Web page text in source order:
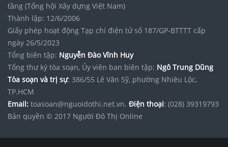
tầng (Tổng hội Xây dựng Việt Nam)
Thành lập: 12/6/2006
Giấy phép hoạt động Tạp chí điện tử số 187/GP-BTTTT cấp
ngày 26/5/2023
Tổng biên tập: Nguyễn Đào Vĩnh Huy
Tổng thư ký tòa soạn, Ủy viên ban biên tập: Ngô Trung Dũng
Tòa soạn và trị sự: 386/55 Lê Văn Sỹ, phường Nhiêu Lộc,
TP.HCM
Email: toasoan@nguoidothi.net.vn. Điện thoại: (028) 39319793
Bản quyền © 2017 Người Đô Thị Online